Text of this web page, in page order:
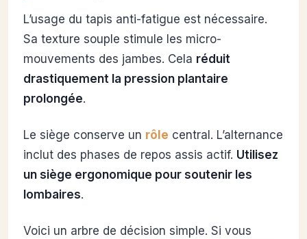
L’usage du tapis anti-fatigue est nécessaire.
Sa texture souple stimule les micro-
mouvements des jambes. Cela réduit
drastiquement la pression plantaire
prolongée.
Le siège conserve un rôle central. L’alternance
inclut des phases de repos assis actif. Utilisez
un siège ergonomique pour soutenir les
lombaires.
Voici un arbre de décision simple. Si vous